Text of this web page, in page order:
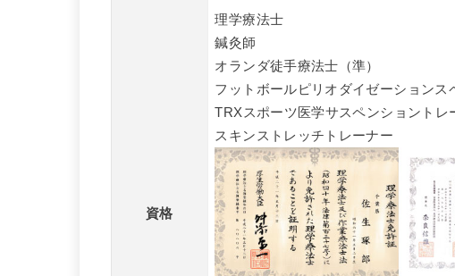
資格
理学療法士
鍼灸師
オランダ徒手療法士（準）
フットボールピリオダイゼーションス
TRXスポーツ医学サスペンショントレ
スキンストレッチトレーナー